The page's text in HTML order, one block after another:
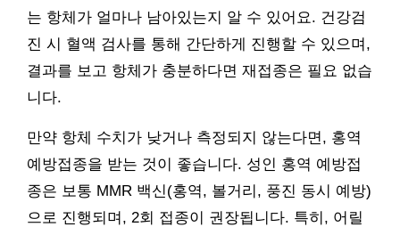
는 항체가 얼마나 남아있는지 알 수 있어요. 건강검
진 시 혈액 검사를 통해 간단하게 진행할 수 있으며,
결과를 보고 항체가 충분하다면 재접종은 필요 없습
니다.
만약 항체 수치가 낮거나 측정되지 않는다면, 홍역
예방접종을 받는 것이 좋습니다. 성인 홍역 예방접
종은 보통 MMR 백신(홍역, 볼거리, 풍진 동시 예방)
으로 진행되며, 2회 접종이 권장됩니다. 특히, 어릴